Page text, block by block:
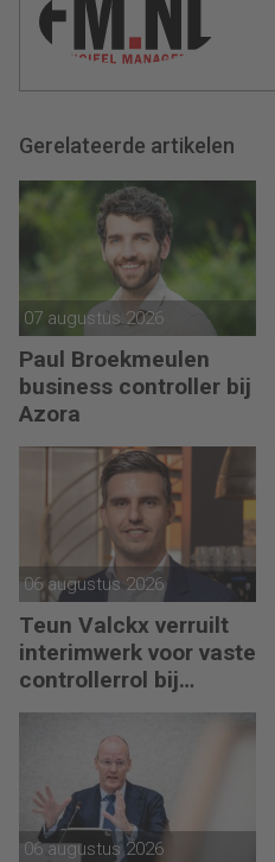
Gerelateerde artikelen
07 augustus 2026
Paul Broekmeulen
business controller bij
Azora
06 augustus 2026
Teun Valckx verruilt
interimwerk voor vaste
controllerrol bij
Synthon
06 augustus 2026